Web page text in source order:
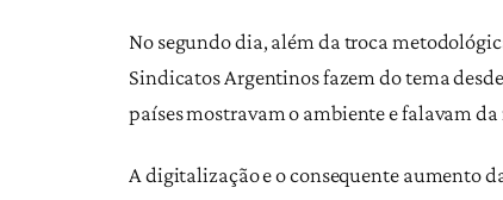
No segundo dia, além da troca
Sindicatos Argentinos fazem do tema
países mostravam o ambiente e falavam
A digitalização e o consequente aumento